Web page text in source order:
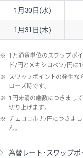
1月30日(水)
1月31日(木)
※ 1万通貨単位のスワップポ
ド/円とメキシコペソ/円は
※ スワップポイントの発生な
ローズ時です。
※ 1円未満の端数につきまし
切り上げます。
※ チェココルナ/円につきま
ん。
為替レート・スワップポ